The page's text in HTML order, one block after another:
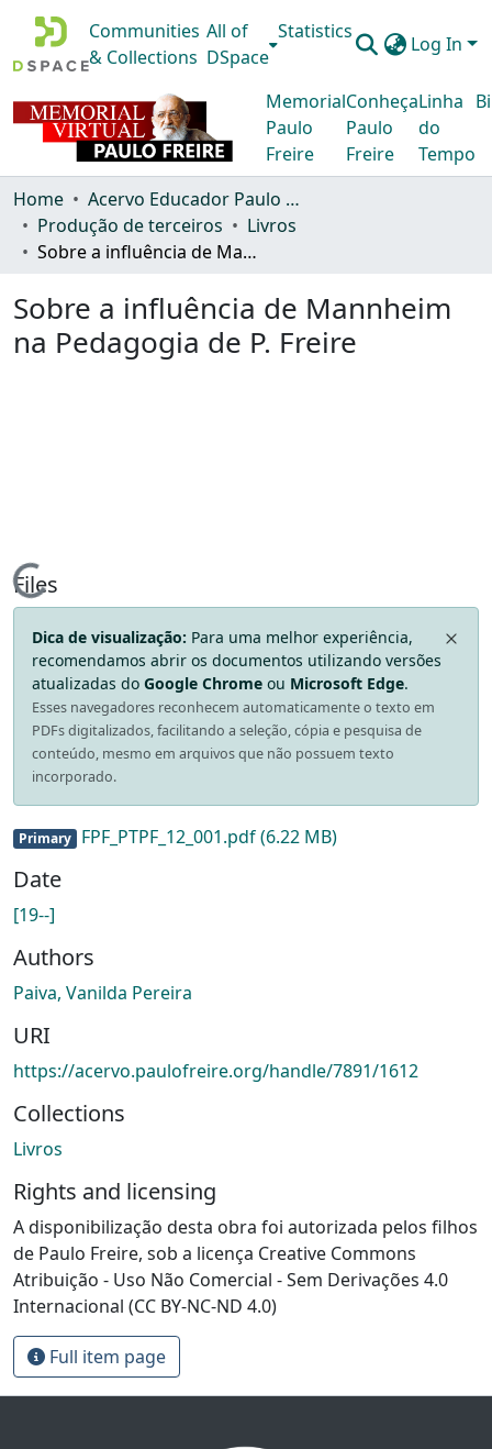
Communities
& Collections
All of
DSpace
Statistics
Log In
Memorial
Paulo
Freire
Conheça
Paulo
Freire
Linha
do
Tempo
Home
Acervo Educador Paulo Freire
Produção de terceiros
Livros
Sobre a influência de Mannheim na Pedagogia de P. Freire
Sobre a influência de Mannheim
na Pedagogia de P. Freire
Loading...
Files
Dica de visualização: Para uma melhor experiência,
recomendamos abrir os documentos utilizando versões
atualizadas do Google Chrome ou Microsoft Edge.
Esses navegadores reconhecem automaticamente o texto em
PDFs digitalizados, facilitando a seleção, cópia e pesquisa de
conteúdo, mesmo em arquivos que não possuem texto
incorporado.
Primary FPF_PTPF_12_001.pdf(6.22 MB)
Date
[19--]
Authors
Paiva, Vanilda Pereira
URI
https://acervo.paulofreire.org/handle/7891/1612
Collections
Livros
Rights and licensing
A disponibilização desta obra foi autorizada pelos filhos
de Paulo Freire, sob a licença Creative Commons
Atribuição - Uso Não Comercial - Sem Derivações 4.0
Internacional (CC BY-NC-ND 4.0)
Full item page